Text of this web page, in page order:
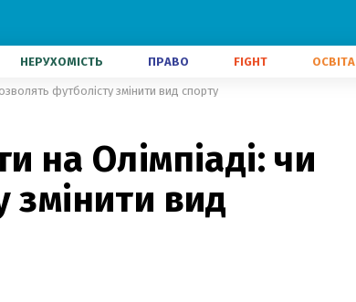
НЕРУХОМІСТЬ ПРАВО FIGHT ОСВІТА
футболісту змінити вид спорту
на Олімпіаді: чи
змінити вид